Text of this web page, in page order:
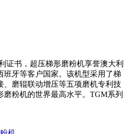
证书，超压梯形磨粉机享誉澳大利
班牙等客户国家。该机型采用了梯
、磨辊联动增压等五项磨机专利技
磨粉机的世界最高水平。TGM系列